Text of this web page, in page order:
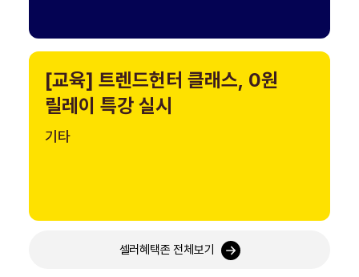
[교육] 트렌드헌터 클래스, 0원
릴레이 특강 실시
기타
셀러혜택존 전체보기